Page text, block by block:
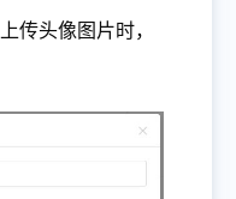
传头像图片时，